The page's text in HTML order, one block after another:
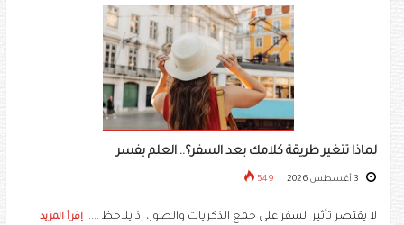
لماذا تتغير طريقة كلامك بعد السفر؟.. العلم يفسر
549
لا يقتصر تأثير السفر على جمع الذكريات والصور، إذ يلاحظ ..... إقرأ المزيد